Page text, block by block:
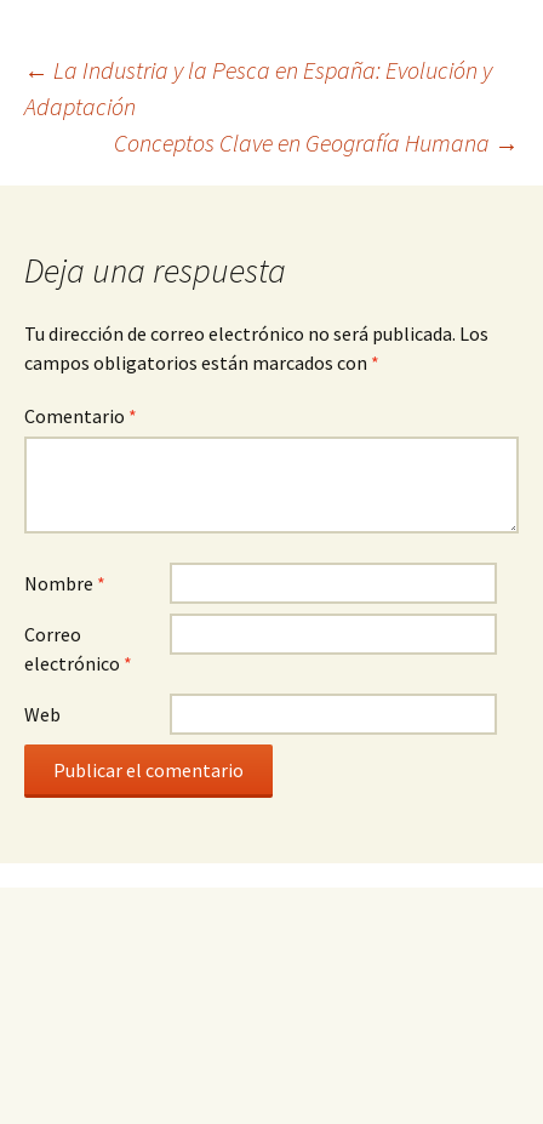
Navegación
← La Industria y la Pesca en España: Evolución y
Adaptación
Conceptos Clave en Geografía Humana →
Deja una respuesta
Tu dirección de correo electrónico no será publicada. Los
campos obligatorios están marcados con *
Comentario *
Nombre *
Correo
electrónico *
Web